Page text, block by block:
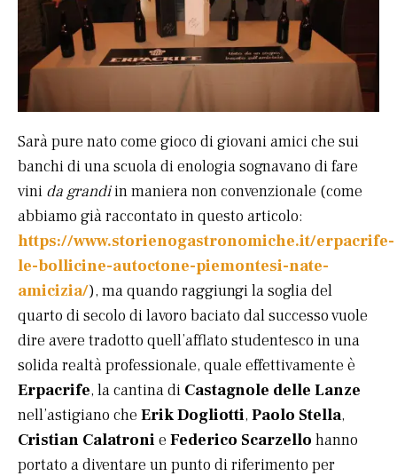
Sarà pure nato come gioco di giovani amici che sui
banchi di una scuola di enologia sognavano di fare
vini da grandiin maniera non convenzionale (come
abbiamo già raccontato in questo articolo:
https://www.storienogastronomiche.it/erpacrife-
le-bollicine-autoctone-piemontesi-nate-
amicizia/), ma quando raggiungi la soglia del
quarto di secolo di lavoro baciato dal successo vuole
dire avere tradotto quell’afflato studentesco in una
solida realtà professionale, quale effettivamente è
Erpacrife, la cantina di Castagnole delle Lanze
nell’astigiano che Erik Dogliotti, Paolo Stella,
Cristian Calatroni e Federico Scarzello hanno
portato a diventare un punto di riferimento per